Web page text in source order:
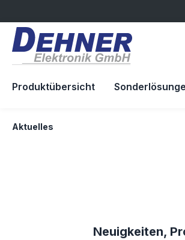
Produktübersicht
Aktuelles
Neuigkeiten,